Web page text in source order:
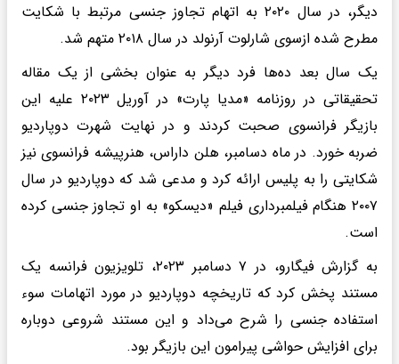
دیگر، در سال ۲۰۲۰ به اتهام تجاوز جنسی مرتبط با شکایت
مطرح شده ازسوی شارلوت آرنولد در سال ۲۰۱۸ متهم شد.
یک سال بعد ده‌ها فرد دیگر به عنوان بخشی از یک مقاله
تحقیقاتی در روزنامه «مدیا پارت» در آوریل ۲۰۲۳ علیه این
بازیگر فرانسوی صحبت کردند و در نهایت شهرت دوپاردیو
ضربه خورد. در ماه دسامبر، هلن داراس، هنرپیشه فرانسوی نیز
شکایتی را به پلیس ارائه کرد و مدعی شد که دوپاردیو در سال
۲۰۰۷ هنگام فیلمبرداری فیلم «دیسکو» به او تجاوز جنسی کرده
است.
به گزارش فیگارو، در ۷ دسامبر ۲۰۲۳، تلویزیون فرانسه یک
مستند پخش کرد که تاریخچه دوپاردیو در مورد اتهامات سوء
استفاده جنسی را شرح می‌داد و این مستند شروعی دوباره
برای افزایش حواشی پیرامون این بازیگر بود.